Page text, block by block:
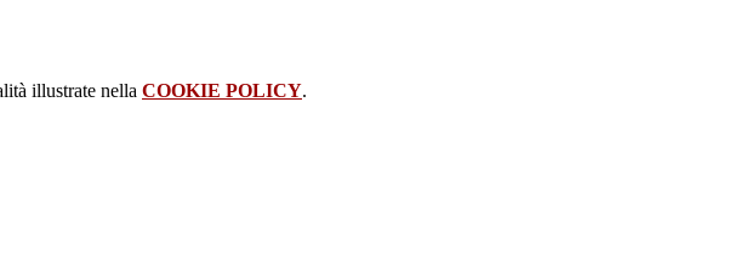
illustrate nella COOKIE POLICY.